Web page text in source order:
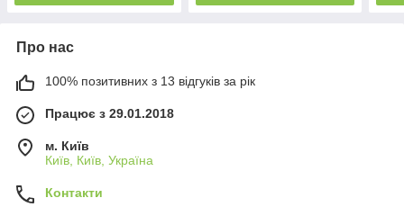
Про нас
100% позитивних з 13 відгуків за рік
Працює з 29.01.2018
м. Київ
Київ, Київ, Україна
Контакти